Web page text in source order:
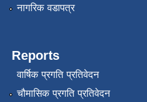
नागरिक वडापत्र
Reports
वार्षिक प्रगति प्रतिवेदन
चौमासिक प्रगति प्रतिवेदन